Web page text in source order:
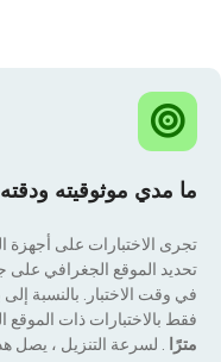
ما مدي موثوقيته
تجرى الاختبارات على أجهزة
في وقت الاختبار. بالنسبة إلى
فقط بالاختبارات ذات
مترًا
. لسرعة التنزيل ، يصل هذا